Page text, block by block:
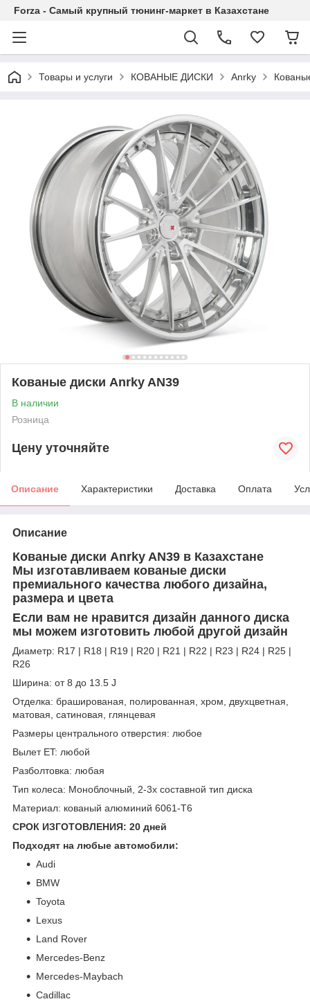
Forza - Самый крупный тюнинг-маркет в Казахстане
Товары и услуги КОВАНЫЕ ДИСКИ Anrky
Кованые диски Anrky AN39
В наличии
Розница
Цену уточняйте
Описание Характеристики Доставка Оплата
Описание
Кованые диски Anrky AN39 в Казахстане
Мы изготавливаем кованые диски
премиального качества любого дизайна,
размера и цвета
Если вам не нравится дизайн данного диска
мы можем изготовить любой другой дизайн
Диаметр: R17 | R18 | R19 | R20 | R21 | R22 | R23 | R24 | R25 |
R26
Ширина: от 8 до 13.5 J
Отделка: брашированая, полированная, хром, двухцветная,
матовая, сатиновая, глянцевая
Размеры центрального отверстия: любое
Вылет ET: любой
Разболтовка: любая
Тип колеса: Моноблочный, 2-3х составной тип диска
Материал: кованый алюминий 6061-T6
СРОК ИЗГОТОВЛЕНИЯ: 20 дней
Подходят на любые автомобили:
Audi
BMW
Toyota
Lexus
Land Rover
Mercedes-Benz
Mercedes-Maybach
Cadillac